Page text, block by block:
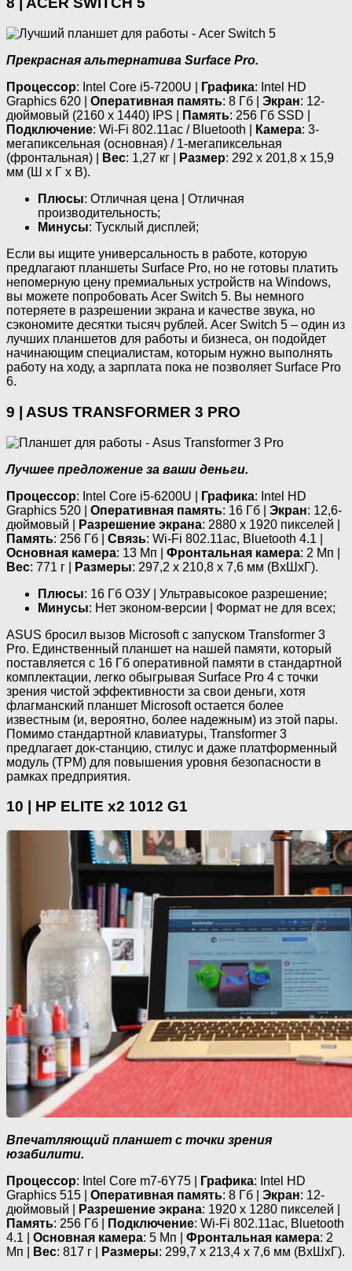
Прекрасная альтернатива Surface Pro.
Процессор: Intel Core i5-7200U | Графика: Intel HD
Graphics 620 | Оперативная память: 8 Гб | Экран: 12-
дюймовый (2160 х 1440) IPS |
Память: 256 Гб SSD |
Подключение: Wi-Fi 802.11ac / Bluetooth | Камера: 3-
мегапиксельная (основная) / 1-мегапиксельная
(фронтальная) |
Вес: 1,27 кг | Размер: 292 х 201,8 х 15,9
мм (Ш х Г х В).
Плюсы: Отличная цена | Отличная
производительность;
Минусы: Тусклый дисплей;
Если вы ищите универсальность в работе, которую
предлагают планшеты Surface Pro, но не готовы платить
непомерную цену премиальных устройств на Windows,
вы можете попробовать Acer Switch 5. Вы немного
потеряете в разрешении экрана и качестве звука, но
сэкономите десятки тысяч рублей. Acer Switch 5 – один из
лучших планшетов для работы и бизнеса, он подойдет
начинающим специалистам, которым нужно выполнять
работу на ходу, а зарплата пока не позволяет Surface Pro
6.
9 | ASUS TRANSFORMER 3 PRO
Лучшее предложение за ваши деньги.
Процессор: Intel Core i5-6200U | Графика: Intel HD
Graphics 520 | Оперативная память: 16 Гб | Экран: 12,6-
дюймовый |
Разрешение экрана: 2880 х 1920 пикселей |
Память: 256 Гб | Связь: Wi-Fi 802.11ac, Bluetooth 4.1 |
Основная камера: 13 Мп | Фронтальная камера: 2 Мп |
Вес: 771 г | Размеры: 297,2 х 210,8 х 7,6 мм (ВхШхГ).
Плюсы: 16 Гб ОЗУ | Ультравысокое разрешение;
Минусы: Нет эконом-версии | Формат не для всех;
ASUS бросил вызов Microsoft с запуском Transformer 3
Pro. Единственный планшет на нашей памяти, который
поставляется с 16 Гб оперативной памяти в стандартной
комплектации, легко обыгрывая Surface Pro 4 с точки
зрения чистой эффективности за свои деньги, хотя
флагманский планшет Microsoft остается более
известным (и, вероятно, более надежным) из этой пары.
Помимо стандартной клавиатуры, Transformer 3
предлагает док-станцию, стилус и даже платформенный
модуль (TPM) для повышения уровня безопасности в
рамках предприятия.
10 | HP ELITE x2 1012 G1
Впечатляющий планшет с точки зрения
юзабилити.
Процессор: Intel Core m7-6Y75 | Графика: Intel HD
Graphics 515 | Оперативная память: 8 Гб | Экран: 12-
дюймовый |
Разрешение экрана: 1920 х 1280 пикселей |
Память: 256 Гб | Подключение: Wi-Fi 802.11ac, Bluetooth
4.1 | Основная камера: 5 Мп | Фронтальная камера: 2
Мп |
Вес: 817 г | Размеры: 299,7 х 213,4 х 7,6 мм (ВхШхГ).